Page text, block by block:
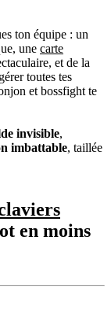
ton équipe : un
une carte
et de la
toutes tes
et bossfight te
invisible,
imbattable, taillée
en moins